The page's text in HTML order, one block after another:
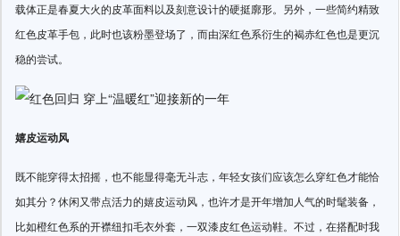
载体正是春夏大火的皮革面料以及刻意设计的硬挺廓形。另外，一些简约精致
红色皮革手包，此时也该粉墨登场了，而由深红色系衍生的褐赤红色也是更沉
稳的尝试。
嬉皮运动风
既不能穿得太招摇，也不能显得毫无斗志，年轻女孩们应该怎么穿红色才能恰
如其分？休闲又带点活力的嬉皮运动风，也许才是开年增加人气的时髦装备，
比如橙红色系的开襟纽扣毛衣外套，一双漆皮红色运动鞋。不过，在搭配时我